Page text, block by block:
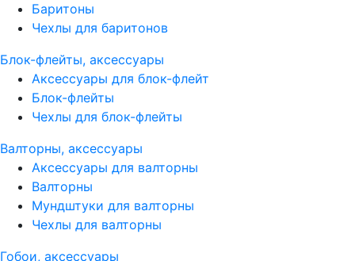
Баритоны
Чехлы для баритонов
Блок-флейты, аксессуары
Аксессуары для блок-флейт
Блок-флейты
Чехлы для блок-флейты
Валторны, аксессуары
Аксессуары для валторны
Валторны
Мундштуки для валторны
Чехлы для валторны
Гобои, аксессуары